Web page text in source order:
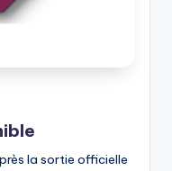
la sortie officielle